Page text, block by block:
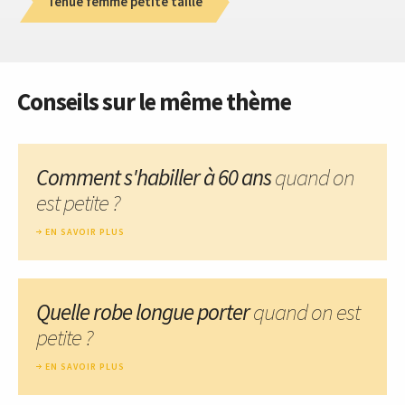
Conseils sur le même thème
Comment s'habiller à 60 ansquand on
est petite ?
EN SAVOIR PLUS
Quelle robe longue porterquand on est
petite ?
EN SAVOIR PLUS